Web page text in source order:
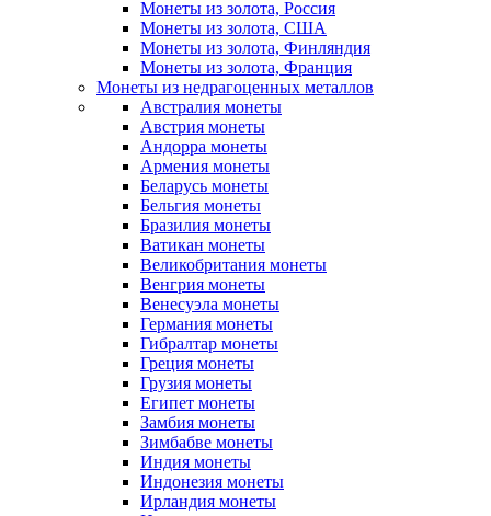
Монеты из золота, Россия
Монеты из золота, США
Монеты из золота, Финляндия
Монеты из золота, Франция
Монеты из недрагоценных металлов
Австралия монеты
Австрия монеты
Андорра монеты
Армения монеты
Беларусь монеты
Бельгия монеты
Бразилия монеты
Ватикан монеты
Великобритания монеты
Венгрия монеты
Венесуэла монеты
Германия монеты
Гибралтар монеты
Греция монеты
Грузия монеты
Египет монеты
Замбия монеты
Зимбабве монеты
Индия монеты
Индонезия монеты
Ирландия монеты